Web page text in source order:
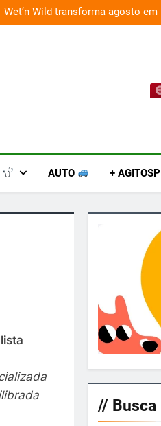
de diversão e conexão
AUTO + AGITOSP
// Busca